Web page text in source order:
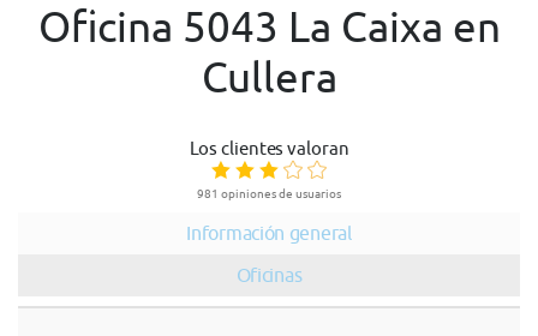
Oficina 5043 La Caixa en
Cullera
Los clientes valoran
981 opiniones de usuarios
Información general
Oficinas